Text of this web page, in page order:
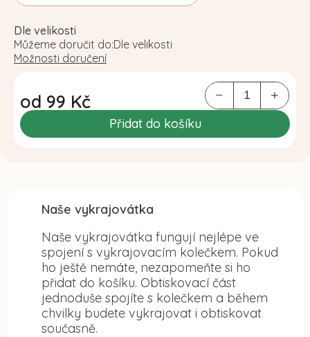
od 99 Kč
Měrná
cena:
Přidat do košíku
Dle velikosti
Můžeme doručit do:Dle velikosti
Možnosti doručení
Naše vykrajovátka
Naše vykrajovátka fungují nejlépe ve
spojení s vykrajovacím kolečkem. Pokud
ho ještě nemáte, nezapomeňte si ho
přidat do košíku. Obtiskovací část
jednoduše spojíte s kolečkem a během
chvilky budete vykrajovat i obtiskovat
současně.